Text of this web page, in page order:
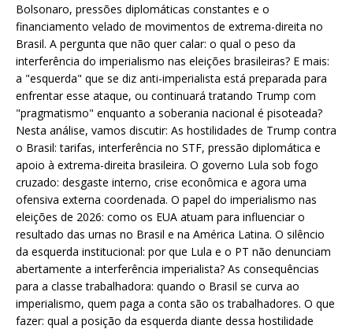
Bolsonaro, pressões diplomáticas constantes e o
financiamento velado de movimentos de extrema-direita no
Brasil. A pergunta que não quer calar: o qual o peso da
interferência do imperialismo nas eleições brasileiras? E mais:
a "esquerda" que se diz anti-imperialista está preparada para
enfrentar esse ataque, ou continuará tratando Trump com
"pragmatismo" enquanto a soberania nacional é pisoteada?
Nesta análise, vamos discutir: As hostilidades de Trump contra
o Brasil: tarifas, interferência no STF, pressão diplomática e
apoio à extrema-direita brasileira. O governo Lula sob fogo
cruzado: desgaste interno, crise econômica e agora uma
ofensiva externa coordenada. O papel do imperialismo nas
eleições de 2026: como os EUA atuam para influenciar o
resultado das urnas no Brasil e na América Latina. O silêncio
da esquerda institucional: por que Lula e o PT não denunciam
abertamente a interferência imperialista? As consequências
para a classe trabalhadora: quando o Brasil se curva ao
imperialismo, quem paga a conta são os trabalhadores. O que
fazer: qual a posição da esquerda diante dessa hostilidade